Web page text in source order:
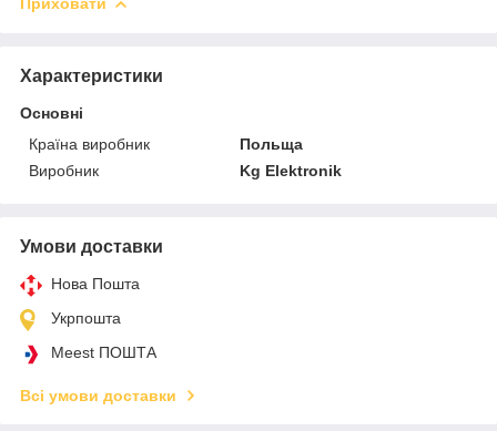
Характеристики
Основні
Країна виробник
Польща
Виробник
Kg Elektronik
Умови доставки
Нова Пошта
Укрпошта
Meest ПОШТА
Всі умови доставки